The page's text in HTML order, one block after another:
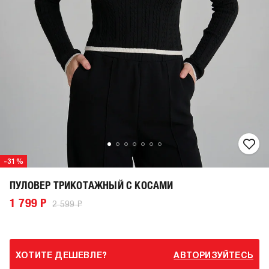
-31%
ПУЛОВЕР ТРИКОТАЖНЫЙ С КОСАМИ
1 799 Р 2 599 Р
ХОТИТЕ ДЕШЕВЛЕ? АВТОРИЗУЙТЕСЬ